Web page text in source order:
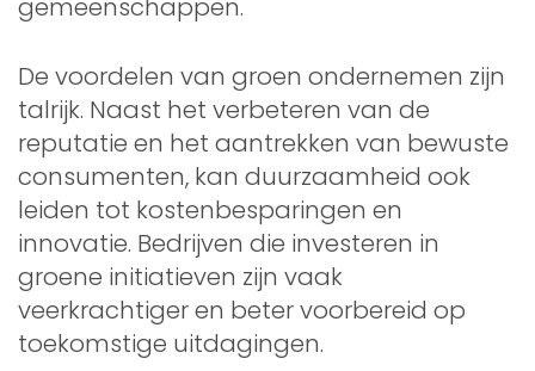
gemeenschappen.
De voordelen van groen ondernemen zijn
talrijk. Naast het verbeteren van de
reputatie en het aantrekken van bewuste
consumenten, kan duurzaamheid ook
leiden tot kostenbesparingen en
innovatie. Bedrijven die investeren in
groene initiatieven zijn vaak
veerkrachtiger en beter voorbereid op
toekomstige uitdagingen.